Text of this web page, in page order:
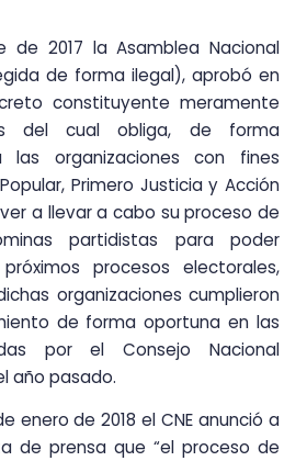
de 2017 la Asamblea Nacional
de forma ilegal), aprobó en
constituyente meramente
del cual obliga, de forma
las organizaciones con fines
Primero Justicia y Acción
a llevar a cabo su proceso de
partidistas para poder
procesos electorales,
organizaciones cumplieron
de forma oportuna en las
por el Consejo Nacional
año pasado.
enero de 2018 el CNE anunció a
de prensa que “el proceso de